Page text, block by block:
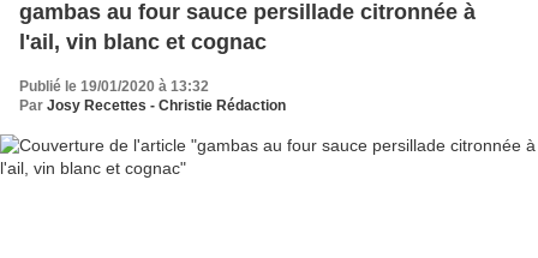
gambas au four sauce persillade citronnée à
l'ail, vin blanc et cognac
Publié le 19/01/2020 à 13:32
Par Josy Recettes - Christie Rédaction